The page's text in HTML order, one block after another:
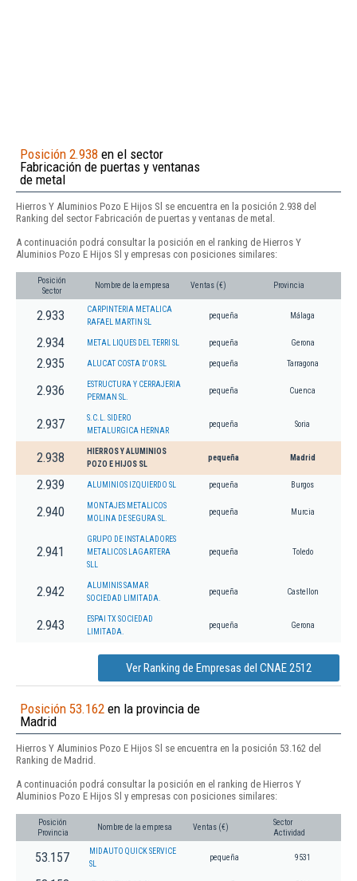
Posición 2.938 en el sector
Fabricación de puertas y ventanas
de metal
Hierros Y Aluminios Pozo E Hijos Sl se encuentra en la posición 2.938 del
Ranking del sector Fabricación de puertas y ventanas de metal.
A continuación podrá consultar la posición en el ranking de Hierros Y
Aluminios Pozo E Hijos Sl y empresas con posiciones similares:
Posición
Sector
Nombre de la empresa Ventas (€) Provincia
2.933
CARPINTERIA METALICA
RAFAEL MARTIN SL
pequeña Málaga
2.934 METAL LIQUES DEL TERRI SL pequeña Gerona
2.935 ALUCAT COSTA D'OR SL pequeña Tarragona
2.936
ESTRUCTURA Y CERRAJERIA
PERMAN SL.
pequeña Cuenca
2.937
S.C.L. SIDERO
METALURGICA HERNAR
pequeña Soria
2.938
HIERROS Y ALUMINIOS
POZO E HIJOS SL
pequeña Madrid
2.939 ALUMINIOS IZQUIERDO SL pequeña Burgos
2.940
MONTAJES METALICOS
MOLINA DE SEGURA SL.
pequeña Murcia
2.941
GRUPO DE INSTALADORES
METALICOS LAGARTERA
SLL
pequeña Toledo
2.942
ALUMINIS SAMAR
SOCIEDAD LIMITADA.
pequeña Castellon
2.943
ESPAI TX SOCIEDAD
LIMITADA.
pequeña Gerona
Ver Ranking de Empresas del CNAE 2512
Posición 53.162 en la provincia de
Madrid
Hierros Y Aluminios Pozo E Hijos Sl se encuentra en la posición 53.162 del
Ranking de Madrid.
A continuación podrá consultar la posición en el ranking de Hierros Y
Aluminios Pozo E Hijos Sl y empresas con posiciones similares:
Posición
Provincia
Nombre de la empresa Ventas (€)
Sector
Actividad
53.157
MIDAUTO QUICK SERVICE
SL
pequeña 9531